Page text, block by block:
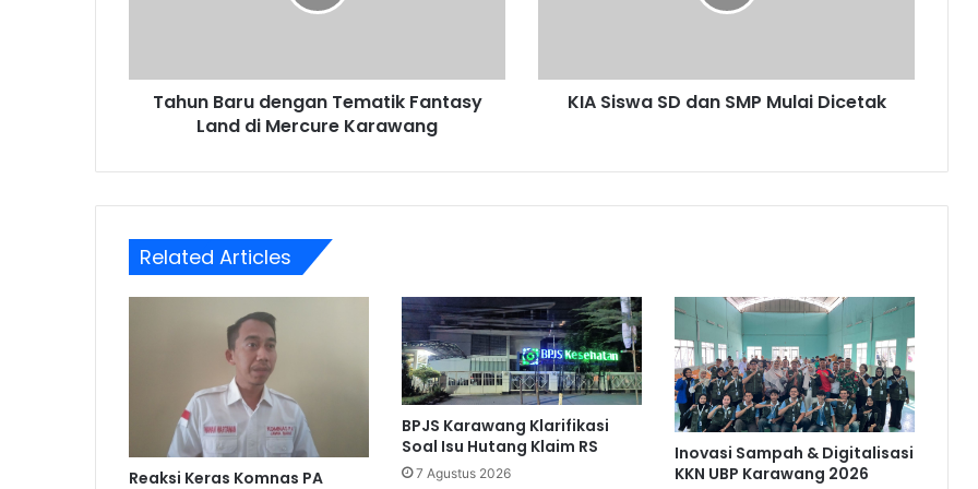
Karawang
Tahun Baru dengan Tematik Fantasy
Land di Mercure Karawang
KIA Siswa SD dan SMP Mulai Dicetak
Related Articles
Reaksi Keras Komnas PA
BPJS Karawang Klarifikasi
Soal Isu Hutang Klaim RS
7 Agustus 2026
Inovasi Sampah & Digitalisasi
KKN UBP Karawang 2026